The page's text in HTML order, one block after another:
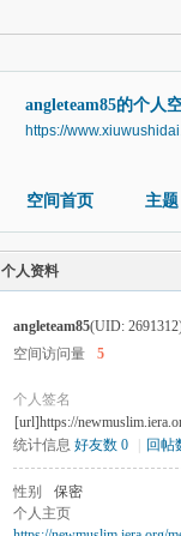
angleteam85的个人
https://
空间首页 主题
个人资料
angleteam85(UID:
空间访问量
5
个人签名
[url]https://
统计信息 好友数 0 回帖
性别 保密
个人主页